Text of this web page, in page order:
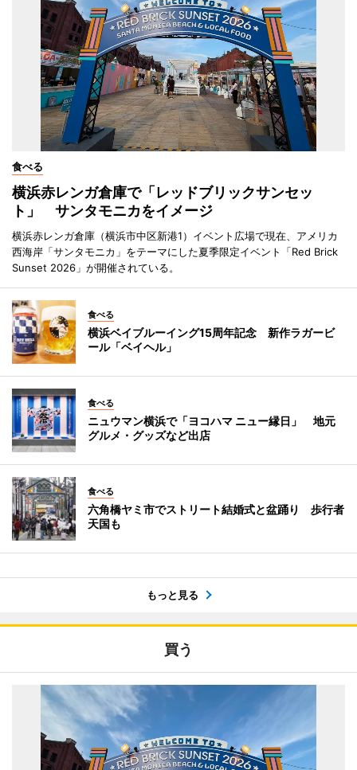
食べる
横浜赤レンガ倉庫で「レッドブリックサンセッ
ト」 サンタモニカをイメージ
横浜赤レンガ倉庫（横浜市中区新港1）イベント広場で現在、アメリカ
西海岸「サンタモニカ」をテーマにした夏季限定イベント「Red Brick
Sunset 2026」が開催されている。
食べる
横浜ベイブルーイング15周年記念 新作ラガービ
ール「ベイヘル」
食べる
ニュウマン横浜で「ヨコハマ ニュー縁日」 地元
グルメ・グッズなど出店
食べる
六角橋ヤミ市でストリート結婚式と盆踊り 歩行者
天国も
もっと見る
買う